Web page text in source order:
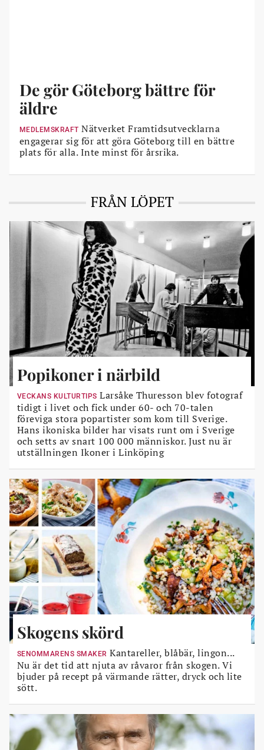
De gör Göteborg bättre för
äldre
MEDLEMSKRAFT Nätverket Framtidsutvecklarna
engagerar sig för att göra Göteborg till en bättre
plats för alla. Inte minst för årsrika.
FRÅN LÖPET
Popikoner i närbild
VECKANS KULTURTIPS Larsåke Thuresson blev fotograf
tidigt i livet och fick under 60- och 70-talen
föreviga stora popartister som kom till Sverige.
Hans ikoniska bilder har visats runt om i Sverige
och setts av snart 100 000 människor. Just nu är
utställningen Ikoner i Linköping
Skogens skörd
SENOMMARENS SMAKER Kantareller, blåbär, lingon...
Nu är det tid att njuta av råvaror från skogen. Vi
bjuder på recept på värmande rätter, dryck och lite
sött.